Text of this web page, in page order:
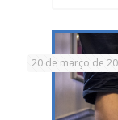
20 de março de